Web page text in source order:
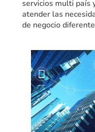
servicios multi país
atender las
de negocio